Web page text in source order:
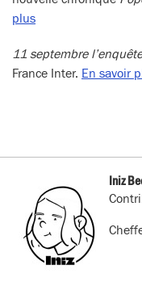
plus
11 septembre l’enquête
France Inter. En savoir
Iniz